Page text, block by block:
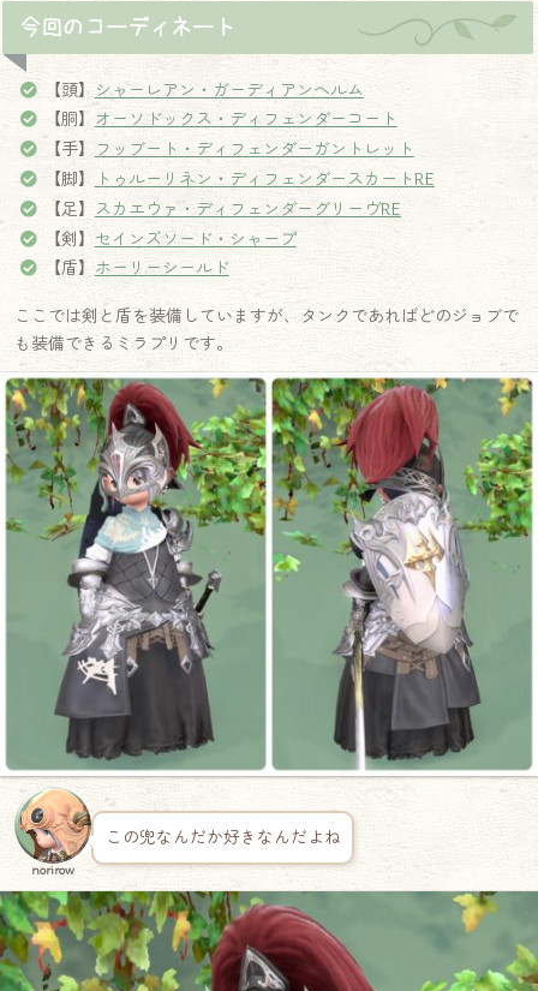
今回のコーディネート
【頭】
シャーレアン・ガーディアンヘルム
【胴】 オーソドックス・ディフェンダーコート
【手】
フッブート・ディフェンダーガントレット
【脚】
トゥルーリネン・ディフェンダースカートRE
【足】 スカエウァ・ディフェンダーグリーヴRE
【剣】 セインズソード・シャープ
【盾】 ホーリーシールド
ここでは剣と盾を装備していますが、タンクであればどのジョブで
も装備できるミラプリです。
norirow
この兜なんだか好きなんだよね